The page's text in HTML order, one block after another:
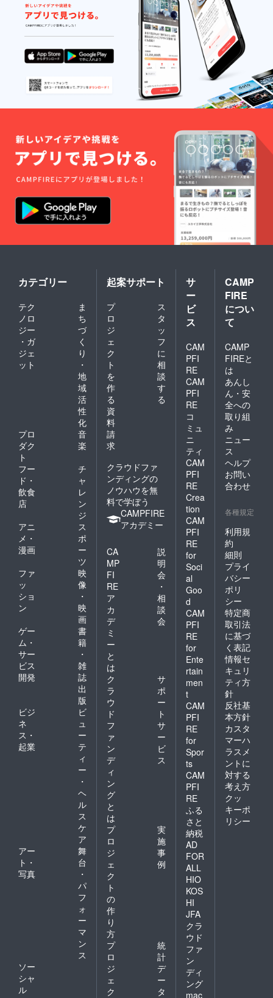
カテゴリー
テク
ノロ
ジー
・ガ
ジェ
ット
ま
ち
づ
く
り
・
地
域
活
性
化
プロ
ダク
ト
音
楽
フー
ド・
飲食
店
チ
ャ
レ
ン
ジ
アニ
メ・
漫画
ス
ポ
ー
ツ
ファ
ッ
ショ
ン
映
像
・
映
画
ゲー
ム・
サー
ビス
開発
書
籍
・
雑
誌
出
版
ビジ
ネ
ス・
起業
ビ
ュ
ー
テ
ィ
ー
・
ヘ
ル
ス
ケ
ア
アー
ト・
写真
舞
台
・
パ
フ
ォ
ー
マ
ン
ス
ソー
シャ
ル
起案サポート
プ
ロ
ジ
ェ
ク
ト
を
作
る
ス
タ
ッ
フ
に
相
談
す
る
資
料
請
求
クラウドファ
ンディングの
ノウハウを無
料で学ぼう
CAMPFIRE
アカデミー
CA
MP
FI
RE
ア
カ
デ
ミ
ー
と
は
説
明
会
・
相
談
会
ク
ラ
ウ
ド
フ
ァ
ン
デ
ィ
ン
グ
と
は
サ
ポ
ー
ト
サ
ー
ビ
ス
プ
ロ
ジ
ェ
ク
ト
の
作
り
方
実
施
事
例
プ
ロ
ジ
ェ
ク
統
計
デ
ー
タ
サ
ー
ビ
ス
CAM
PFI
RE
CAM
PFI
RE
コ
ミュ
ニ
ティ
CAM
PFI
RE
Crea
tion
CAM
PFI
RE
for
Soci
al
Goo
d
CAM
PFI
RE
for
Ente
rtain
men
t
CAM
PFI
RE
for
Spor
ts
CAM
PFI
RE
ふる
さと
納税
AD
FOR
ALL
HIO
KOS
HI
JFA
クラ
ウド
ファ
ン
ディ
ング
mac
CAMP
FIRE
につい
て
CAMP
FIREと
は
あんし
ん・安
全への
取り組
み
ニュー
ス
ヘルプ
お問い
合わせ
各種規定
利用規
約
細則
プライ
バシー
ポリ
シー
特定商
取引法
に基づ
く表記
情報セ
キュリ
ティ方
針
反社基
本方針
カスタ
マーハ
ラスメ
ントに
対する
考え方
クッ
キーポ
リシー